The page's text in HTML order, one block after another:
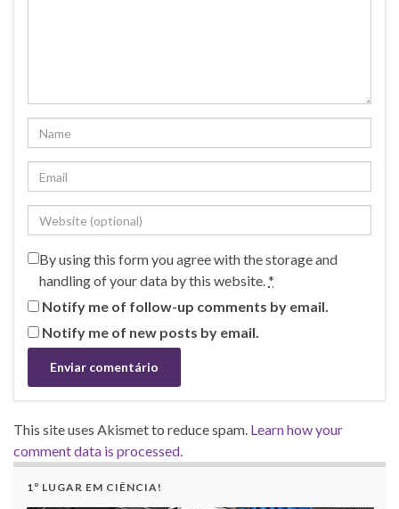
By using this form you agree with the storage and
handling of your data by this website.*
Notify me of follow-up comments by email.
Notify me of new posts by email.
This site uses Akismet to reduce spam. Learn how your
comment data is processed.
1º LUGAR EM CIÊNCIA!